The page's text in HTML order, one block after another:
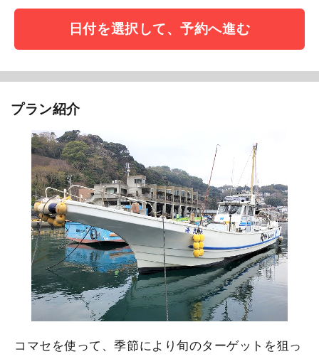
日付を選択して、予約へ進む
プラン紹介
コマセを使って、季節により旬のターゲットを狙っ